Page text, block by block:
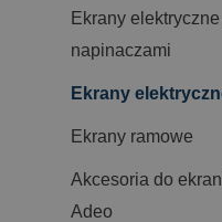
Ekrany elektryczne
napinaczami
Ekrany
Ekrany ramowe
Akcesoria do
Adeo